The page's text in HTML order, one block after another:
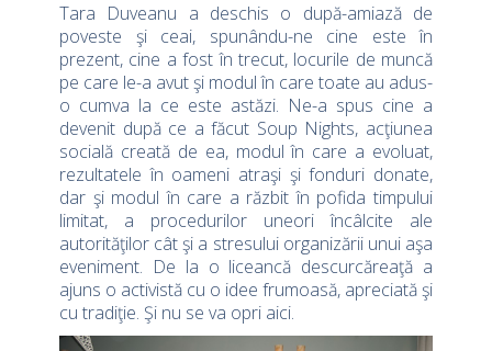
Tara Duveanu a deschis o după-amiază de
poveste şi ceai, spunându-ne cine este în
prezent, cine a fost în trecut, locurile de muncă
pe care le-a avut şi modul în care toate au adus-
o cumva la ce este astăzi. Ne-a spus cine a
devenit după ce a făcut Soup Nights, acţiunea
socială creată de ea, modul în care a evoluat,
rezultatele în oameni atraşi şi fonduri donate,
dar şi modul în care a răzbit în pofida timpului
limitat, a procedurilor uneori încâlcite ale
autorităţilor cât şi a stresului organizării unui aşa
eveniment. De la o liceancă descurcăreaţă a
ajuns o activistă cu o idee frumoasă, apreciată şi
cu tradiţie. Şi nu se va opri aici.